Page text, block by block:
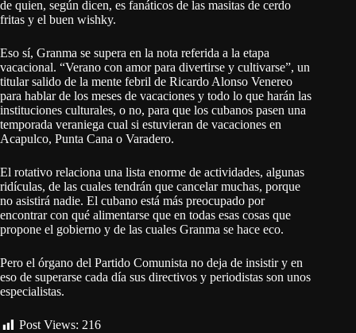
de quien, según dicen, es fanáticos de las masitas de cerdo
fritas y el buen wishky.
Eso sí, Granma se supera en la nota referida a la etapa
vacacional. “Verano con amor para divertirse y cultivarse”, un
titular salido de la mente febril de Ricardo Alonso Venereo
para hablar de los meses de vacaciones y todo lo que harán las
instituciones culturales, o no, para que los cubanos pasen una
temporada veraniega cual si estuvieran de vacaciones en
Acapulco, Punta Cana o Varadero.
El rotativo relaciona una lista enorme de actividades, algunas
ridículas, de las cuales tendrán que cancelar muchas, porque
no asistirá nadie. El cubano está más preocupado por
encontrar con qué alimentarse que en todas esas cosas que
propone el gobierno y de las cuales Granma se hace eco.
Pero el órgano del Partido Comunista no deja de insistir y en
eso de superarse cada día sus directivos y periodistas son unos
especialistas.
Post Views: 216